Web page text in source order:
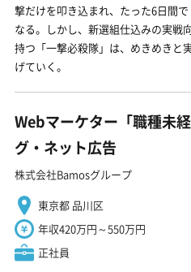
撃だけを叩き込まれ、たった6日間
なる。しかし、新選組仕込みの実戦
持つ「一撃必殺隊」は、めきめきと
げていく。
Webマーケター「職種未
グ・ネット広告
株式会社Bamosグループ
東京都 品川区
年収420万円～550万円
正社員